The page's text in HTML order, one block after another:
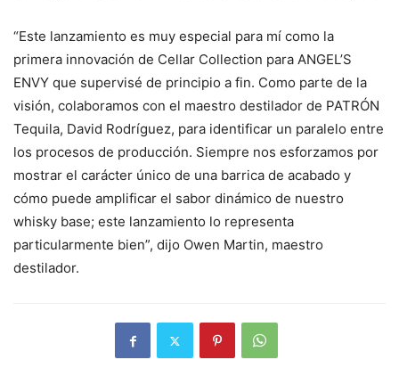
“Este lanzamiento es muy especial para mí como la
primera innovación de Cellar Collection para ANGEL’S
ENVY que supervisé de principio a fin. Como parte de la
visión, colaboramos con el maestro destilador de PATRÓN
Tequila, David Rodríguez, para identificar un paralelo entre
los procesos de producción. Siempre nos esforzamos por
mostrar el carácter único de una barrica de acabado y
cómo puede amplificar el sabor dinámico de nuestro
whisky base; este lanzamiento lo representa
particularmente bien”, dijo Owen Martin, maestro
destilador.